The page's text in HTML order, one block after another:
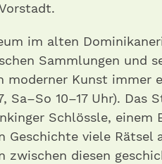
im alten
Sammlungen und
moderner Kunst immer
Sa–So 10–17 Uhr). Das
Schlössle, einem
Geschichte viele Rätsel
zwischen diesen